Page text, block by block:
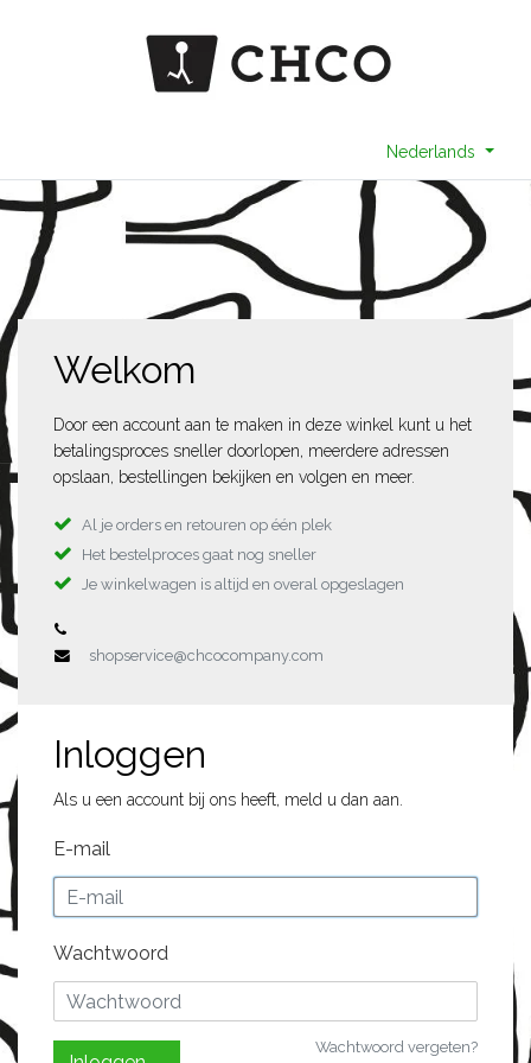
Nederlands
Welkom
Door een account aan te maken in deze winkel kunt u het
betalingsproces sneller doorlopen, meerdere adressen
opslaan, bestellingen bekijken en volgen en meer.
Al je orders en retouren op één plek
Het bestelproces gaat nog sneller
Je winkelwagen is altijd en overal opgeslagen
shopservice@chcocompany.com
Inloggen
Als u een account bij ons heeft, meld u dan aan.
E-mail
Wachtwoord
Wachtwoord vergeten?